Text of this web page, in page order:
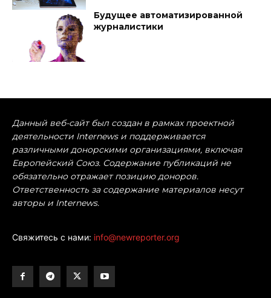
Будущее автоматизированной
журналистики
Данный веб-сайт был создан в рамках проектной
деятельности Internews и поддерживается
различными донорскими организациями, включая
Европейский Союз. Содержание публикаций не
обязательно отражает позицию доноров.
Ответственность за содержание материалов несут
авторы и Internews.
Свяжитесь с нами: info@newreporter.org